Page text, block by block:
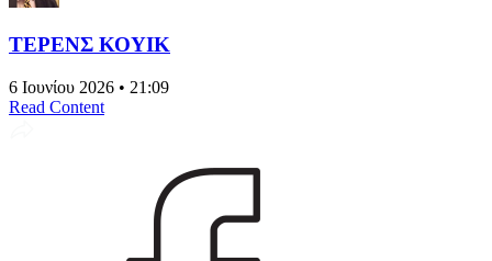
ΤΕΡΕΝΣ ΚΟΥΙΚ
6 Ιουνίου 2026 • 21:09
Read Content